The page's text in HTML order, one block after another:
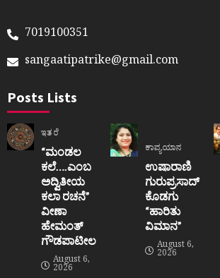
7019100351
sangaatipatrike@gmail.com
Posts Lists
ಇತರೆ
“ಮಂಡಲ
ಕಲೆ….ಎಂಬ
ಅದ್ವಿತೀಯ
ಕಲಾ ರಚನೆ”‌
ವೀಣಾ
ಹೇಮಂತ್‌
ಗೌಡಪಾಟೀಲ
August 6,
2026
ಕಾವ್ಯಯಾನ
ಉಷಾರಾಣಿ
ಗುರುಪ್ರಸಾದ್
ಕೊಡಗು
“ಹಾರಿತು
ವಿಮಾನ”
August 6,
2026